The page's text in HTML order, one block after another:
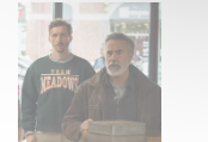
avec
et José Garcia